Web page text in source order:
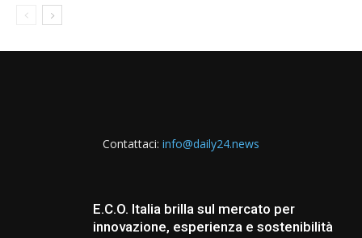
Contattaci: info@daily24.news
E.C.O. Italia brilla sul mercato per
innovazione, esperienza e sostenibilità